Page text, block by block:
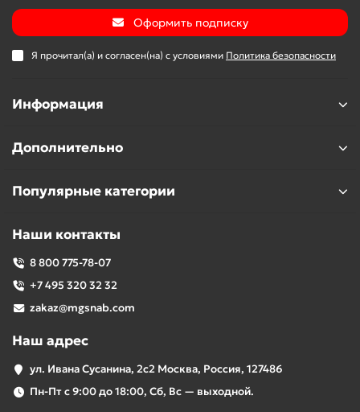
Оформить подписку
Я прочитал(а) и согласен(на) с условиями Политика безопасности
Информация
Дополнительно
Популярные категории
Наши контакты
8 800 775-78-07
+7 495 320 32 32
zakaz@mgsnab.com
Наш адрес
ул. Ивана Сусанина, 2с2 Москва, Россия, 127486
Пн-Пт с 9:00 до 18:00, Сб, Вс — выходной.